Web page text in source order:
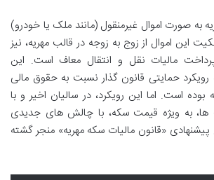
به صورت اموال غیرمنقول (مانند ملک یا خودرو)
این اموال از زوج به زوجه در قالب مهریه، نیز
ماده ۱۴۴ از پرداخت مالیات نقل و انتقال معاف است. این
حمایتی قانون گذار نسبت به حقوق مالی
است. اما این رویکرد، در سالیان اخیر و با
ها، به ویژه قیمت سکه، با چالش های جدیدی
«قانون مالیات سکه مهریه» منجر گشته